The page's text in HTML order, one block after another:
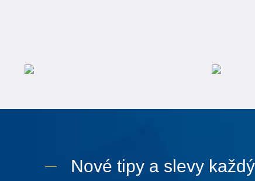
Nové tipy a slevy